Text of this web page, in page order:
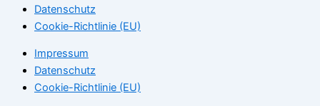
Datenschutz
Cookie-Richtlinie (EU)
Impressum
Datenschutz
Cookie-Richtlinie (EU)